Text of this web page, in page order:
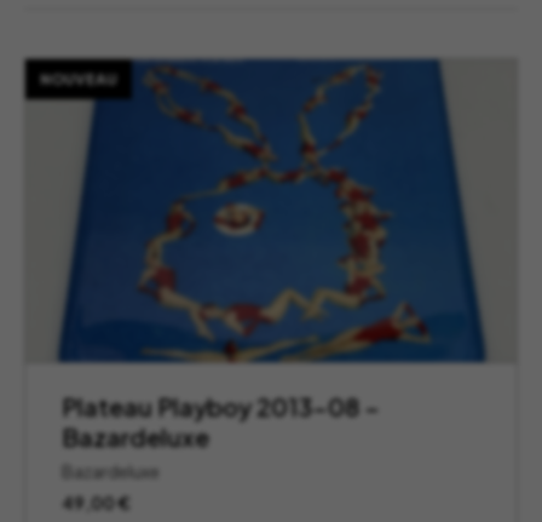
NOUVEAU
Plateau Playboy 2013-08 –
Bazardeluxe
Bazardeluxe
49,00€